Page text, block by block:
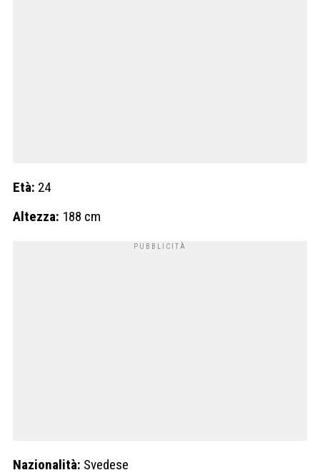
Età: 24
Altezza: 188 cm
Nazionalità: Svedese